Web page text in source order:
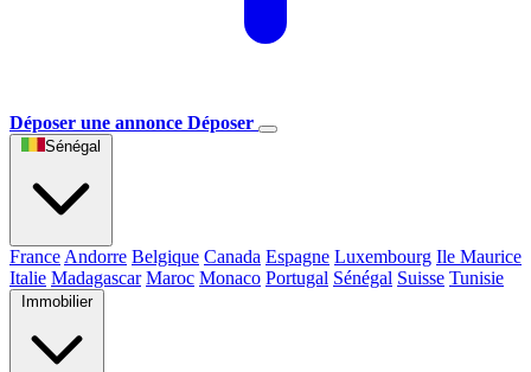
Déposer une annonce Déposer
Sénégal
France Andorre Belgique Canada Espagne Luxembourg Ile Maurice
Italie Madagascar Maroc Monaco Portugal Sénégal Suisse Tunisie
Immobilier